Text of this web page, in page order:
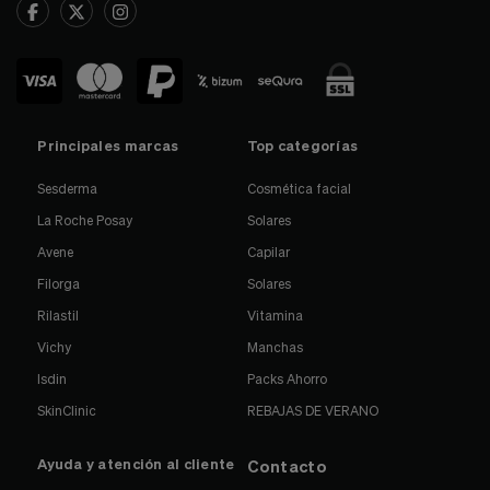
Principales marcas
Sesderma
La Roche Posay
Avene
Filorga
Rilastil
Vichy
Isdin
SkinClinic
Top categorías
Cosmética facial
Solares
Capilar
Solares
Vitamina
Manchas
Packs Ahorro
REBAJAS DE VERANO
Ayuda y atención al cliente Contacto